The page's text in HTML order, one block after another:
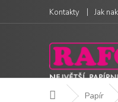
obsah
Kontakty Jak
Domů Papír